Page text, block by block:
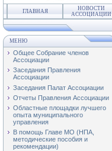
ГЛАВНАЯ
НОВОСТИ
АССОЦИАЦИИ
МЕНЮ
Общее Собрание членов
Ассоциации
Заседания Правления
Ассоциации
Заседания Палат Ассоциации
Отчеты Правления Ассоциации
Областные площадки лучшего
опыта муниципального
управления
В помощь Главе МО (НПА,
методические пособия и
рекомендации)